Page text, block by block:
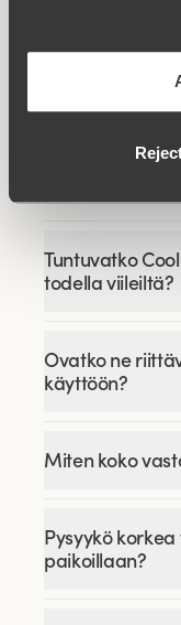
Multiway-Olkaimet
Keep Fresh
Tuntuvatko
todella viileiltä?
Ovatko ne
käyttöön?
Miten koko
Pysyykö
paikoillaan?